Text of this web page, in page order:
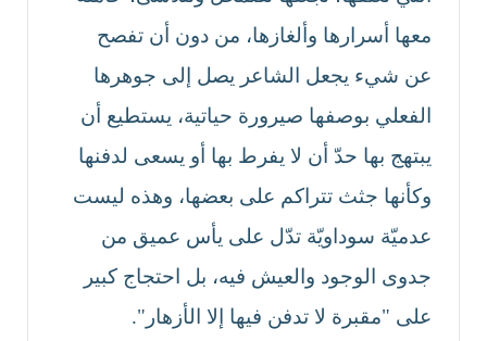
معها أسرارها وألغازها، من دون أن تفصح
عن شيء يجعل الشاعر يصل إلى جوهرها
الفعلي بوصفها صيرورة حياتية، يستطيع أن
يبتهج بها حدّ أن لا يفرط بها أو يسعى لدفنها
وكأنها جثث تتراكم على بعضها، وهذه ليست
عدميّة سوداويّة تدّل على يأس عميق من
جدوى الوجود والعيش فيه، بل احتجاج كبير
على "مقبرة لا تدفن فيها إلا الأزهار".